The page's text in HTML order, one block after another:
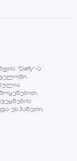
“Delfy”-ს
ესპანეთი.